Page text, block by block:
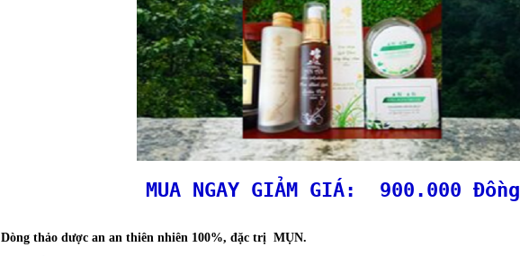
MUA NGAY GIẢM GIÁ: 900.000 Đồng
Dòng thảo dược an an thiên nhiên 100%, đặc trị MỤN.